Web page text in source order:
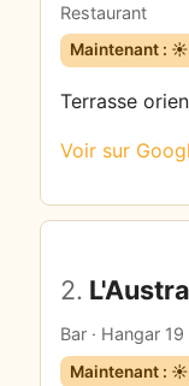
Restaurant
Maintenant :
Terrasse
Voir sur
2. L'Austra
Bar · Hangar
Maintenant :